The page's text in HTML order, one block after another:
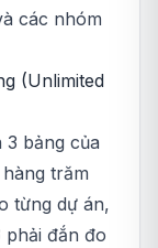
các nhóm
(Unlimited
3 bảng của
trăm
từng dự án,
phải đắn đo